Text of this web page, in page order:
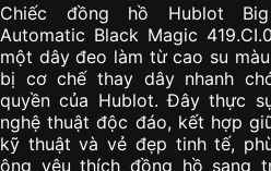
Chiếc đồng hồ Hublot Big
Automatic Black Magic
một dây đeo làm từ cao su
bị cơ chế thay dây nhanh
quyền của Hublot. Đây thực
nghệ thuật độc đáo, kết hợp
kỹ thuật và vẻ đẹp tinh tế,
ông yêu thích đồng hồ sang